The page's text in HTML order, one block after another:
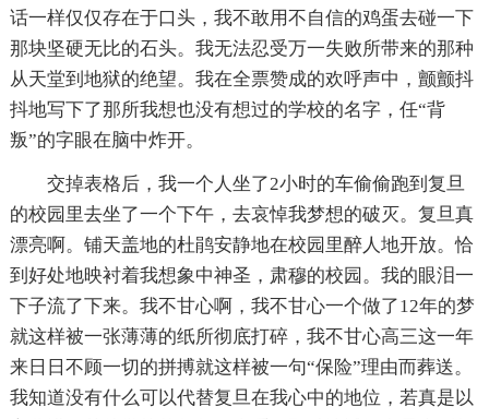
话一样仅仅存在于口头，我不敢用不自信的鸡蛋去碰一下
那块坚硬无比的石头。我无法忍受万一失败所带来的那种
从天堂到地狱的绝望。我在全票赞成的欢呼声中，颤颤抖
抖地写下了那所我想也没有想过的学校的名字，任“背
叛”的字眼在脑中炸开。
交掉表格后，我一个人坐了2小时的车偷偷跑到复旦
的校园里去坐了一个下午，去哀悼我梦想的破灭。复旦真
漂亮啊。铺天盖地的杜鹃安静地在校园里醉人地开放。恰
到好处地映衬着我想象中神圣，肃穆的校园。我的眼泪一
下子流了下来。我不甘心啊，我不甘心一个做了12年的梦
就这样被一张薄薄的纸所彻底打碎，我不甘心高三这一年
来日日不顾一切的拼搏就这样被一句“保险”理由而葬送。
我知道没有什么可以代替复旦在我心中的地位，若真是以